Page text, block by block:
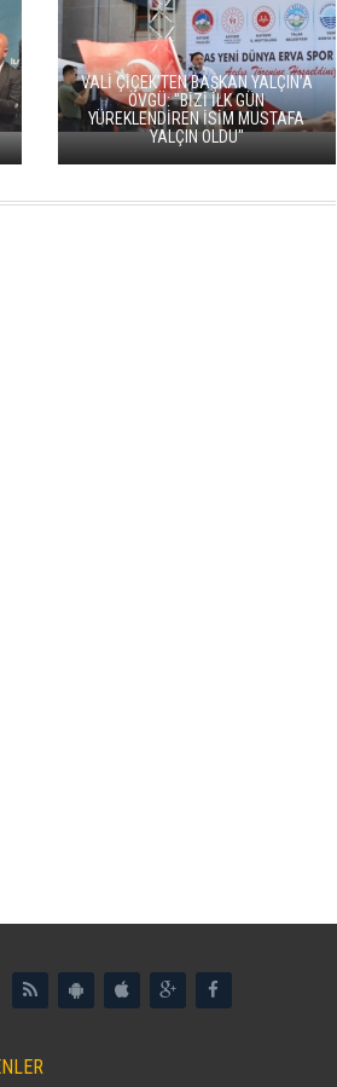
VALİ ÇİÇEK’TEN BAŞKAN YALÇIN’A
ÖVGÜ: "BİZİ İLK GÜN
YÜREKLENDİREN İSİM MUSTAFA
YALÇIN OLDU"
DEVELI’DE 40. ULUSLARARASI AŞIK
SEYRANI KÜLTÜR VE SANAT FESTIVALI
DÜZENLENECEK